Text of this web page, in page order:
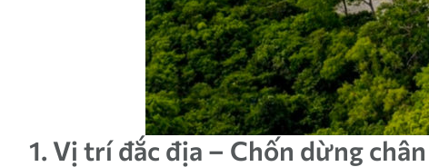
1. Vị trí đắc địa – Chốn dừng